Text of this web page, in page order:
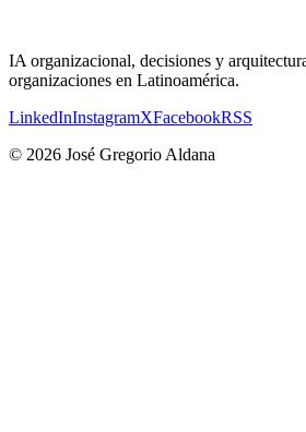
IA organizacional, decisiones y
organizaciones en Latinoamérica.
LinkedInInstagramXFacebookRSS
© 2026 José Gregorio Aldana